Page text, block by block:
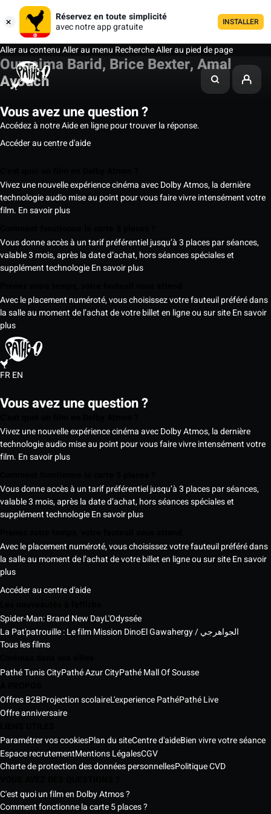
Réservez en toute simplicité
avec notre app gratuite
INSTALLER
Aller au contenuAller au menu RechercheAller au pied de page
Oumaima Barid, Brice Bexter, Amal
Ayouch
Vous avez une question ?
Accédez à notre Aide en ligne pour trouver la réponse.
Accéder au centre d'aide
Vivez une nouvelle expérience cinéma avec Dolby Atmos, la dernière
technologie audio mise au point pour vous faire vivre intensément votre
film. En savoir plus
Vous donne accès à un tarif préférentiel jusqu’à 3 places par séances,
valable 3 mois, après la date d’achat, hors séances spéciales et
supplément technologieEn savoir plus
Avec le placement numéroté, vous choisissez votre fauteuil préféré dans
la salle au moment de l’achat de votre billet en ligne ou sur siteEn savoir
plus
FREN
Vous avez une question ?
Vivez une nouvelle expérience cinéma avec Dolby Atmos, la dernière
technologie audio mise au point pour vous faire vivre intensément votre
film. En savoir plus
Vous donne accès à un tarif préférentiel jusqu’à 3 places par séances,
valable 3 mois, après la date d’achat, hors séances spéciales et
supplément technologieEn savoir plus
Avec le placement numéroté, vous choisissez votre fauteuil préféré dans
la salle au moment de l’achat de votre billet en ligne ou sur siteEn savoir
plus
Accéder au centre d'aide
Spider-Man: Brand New DayL'Odyssée
La Pat'patrouille : Le film Mission Dino
El Gawahergy / الجواهرجي
Tous les films
Pathé Tunis CityPathé Azur CityPathé Mall Of Sousse
Offres B2BProjection scolaireL'experience PathéPathé Live
Offre anniversaire
Paramétrer vos cookiesPlan du siteCentre d'aideBien vivre votre séance
Espace recrutementMentions LégalesCGV
Charte de protection des données personnellesPolitique CVD
C'est quoi un film en Dolby Atmos ?
Comment fonctionne la carte 5 places ?